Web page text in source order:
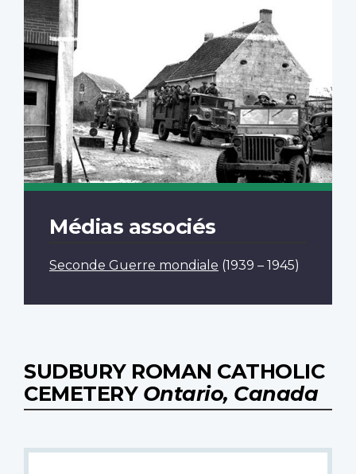
Médias associés
Seconde Guerre mondiale (1939 – 1945)
SUDBURY ROMAN CATHOLIC
CEMETERY Ontario, Canada